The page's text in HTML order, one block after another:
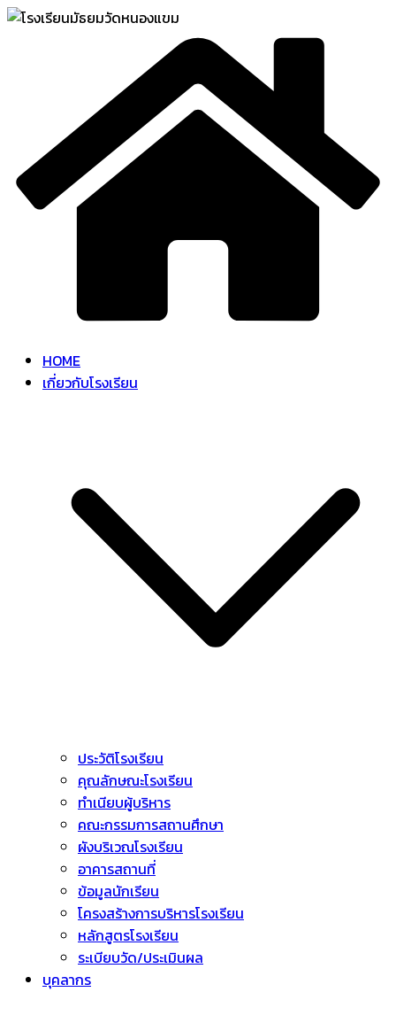
Skip
HOME
เกี่ยวกับโรงเรียน
ประวัติโรงเรียน
คุณลักษณะโรงเรียน
ทำเนียบผู้บริหาร
คณะกรรมการสถานศึกษา
ผังบริเวณโรงเรียน
อาคารสถานที่
ข้อมูลนักเรียน
โครงสร้างการบริหารโรงเรียน
หลักสูตรโรงเรียน
ระเบียบวัด/ประเมินผล
บุคลากร